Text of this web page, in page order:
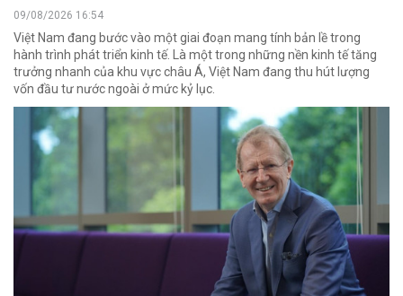
09/08/2026 16:54
Việt Nam đang bước vào một giai đoạn mang tính bản lề trong
hành trình phát triển kinh tế. Là một trong những nền kinh tế tăng
trưởng nhanh của khu vực châu Á, Việt Nam đang thu hút lượng
vốn đầu tư nước ngoài ở mức kỷ lục.